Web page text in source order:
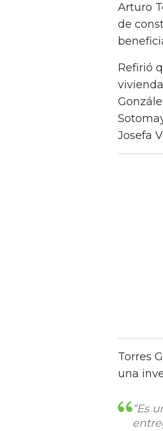
Arturo
de
Refirió
Josefa
Torres
una
“Es